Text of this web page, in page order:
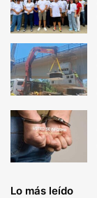
Lo más leído